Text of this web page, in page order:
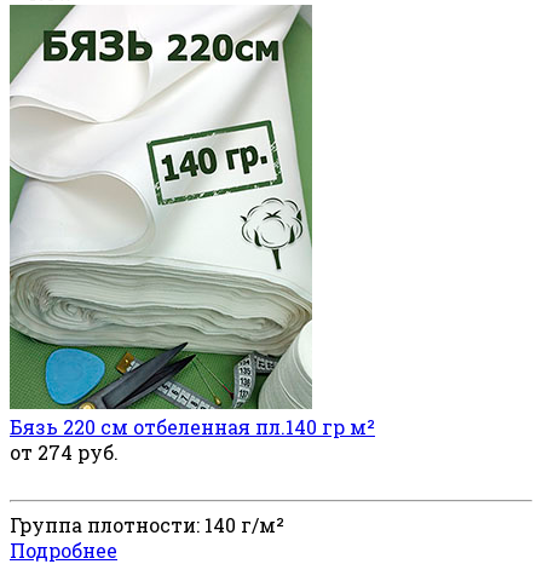
Бязь 220 см отбеленная пл.140 гр м²
от 274 руб.
Группа плотности: 140 г/м²
Подробнее